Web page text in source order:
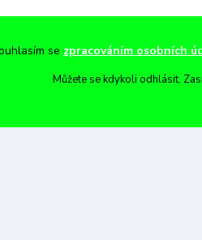
se zpracováním osobních
Můžete se kdykoli odhlásit.